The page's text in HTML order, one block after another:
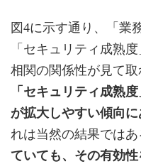
図4に示す通り、「業
「セキュリティ成熟
相関の関係性が見て
「セキュリティ成熟
が拡大しやすい傾向に
れは当然の結果ではあ
ていても、その有効